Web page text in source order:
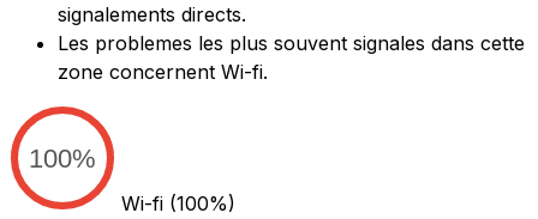
signalements directs.
Les problemes les plus souvent signales dans cette
zone concernent Wi-fi.
100%
Wi-fi (100%)